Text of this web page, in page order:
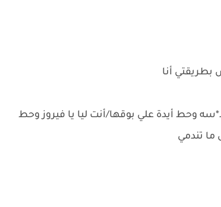
أنا
أيدة علي بوقها/أنت ليا يا فيروز وحط
تندمي